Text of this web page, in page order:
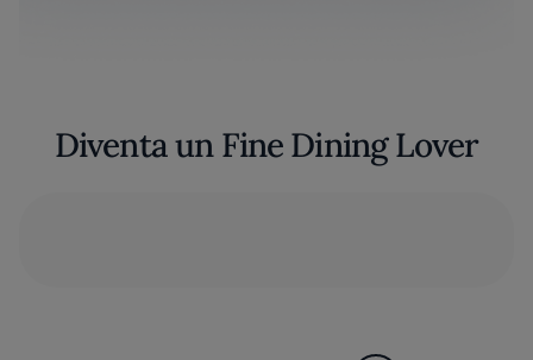
Diventa un Fine Dining Lover